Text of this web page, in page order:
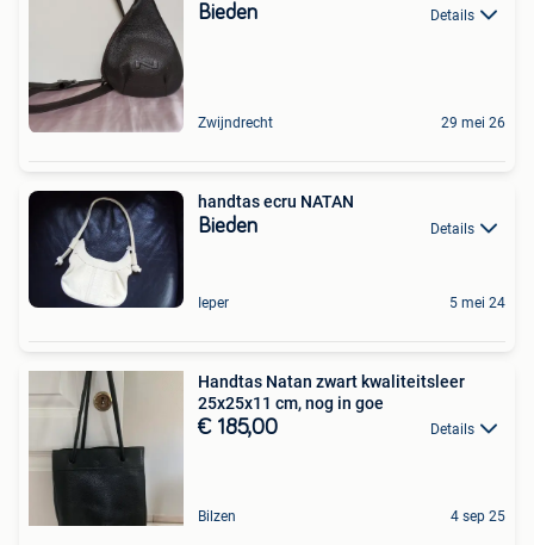
Bieden Details
Zwijndrecht 29 mei 26
handtas ecru NATAN
Bieden Details
Ieper 5 mei 24
Handtas Natan zwart kwaliteitsleer
25x25x11 cm, nog in goe
€ 185,00 Details
Bilzen 4 sep 25